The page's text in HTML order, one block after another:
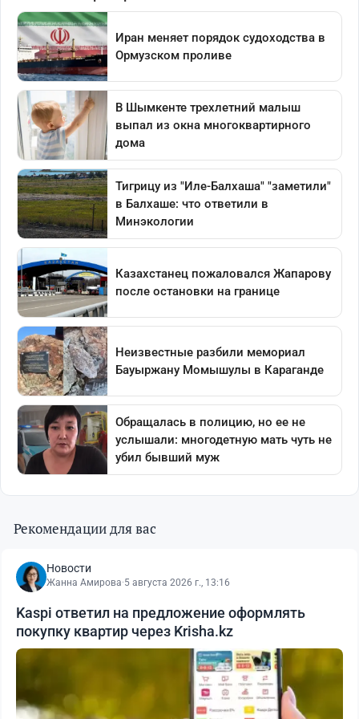
Рекомендации для вас
Новости
Жанна Амирова·5 августа 2026 г., 13:16
Kaspi ответил на предложение оформлять
покупку квартир через Krisha.kz